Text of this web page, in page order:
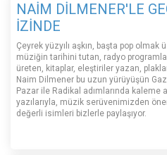
NAİM DİLMENER'LE
İZİNDE
Çeyrek yüzyılı aşkın, başta pop olmak
müziğin tarihini tutan, radyo
üreten, kitaplar, eleştiriler yazan,
Naim Dilmener bu uzun yürüyüşün
Pazar ile Radikal adımlarında kaleme
yazılarıyla, müzik serüvenimizden
değerli isimleri bizlerle paylaşıyor.